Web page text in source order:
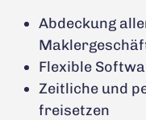
Abdeckung
Flexible
Zeitliche und
freisetzen